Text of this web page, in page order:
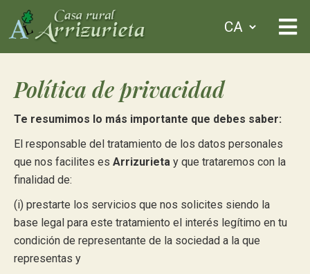
Política de privacidad
Te resumimos lo más importante que debes saber:
El responsable del tratamiento de los datos personales
que nos facilites es Arrizurieta y que trataremos con la
finalidad de:
(i) prestarte los servicios que nos solicites siendo la
base legal para este tratamiento el interés legítimo en tu
condición de representante de la sociedad a la que
representas y